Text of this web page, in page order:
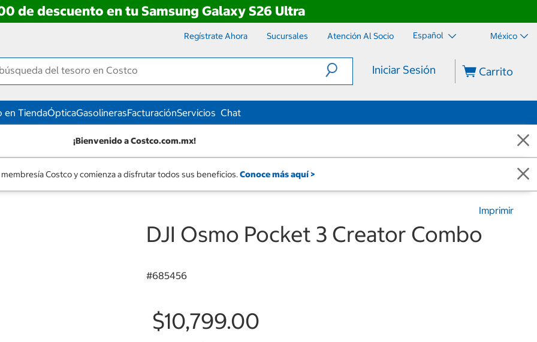
de descuento en tu Samsung Galaxy S26 Ultra
Regístrate Ahora Sucursales Atención Al Socio Español México
Iniciar Sesión Carrito
en TiendaÓpticaGasolinerasFacturaciónServicios Chat
¡Bienvenido a Costco.com.mx!
Costco y comienza a disfrutar todos sus beneficios. Conoce más aquí >
Imprimir
DJI Osmo Pocket 3 Creator Combo
#685456
$10,799.00